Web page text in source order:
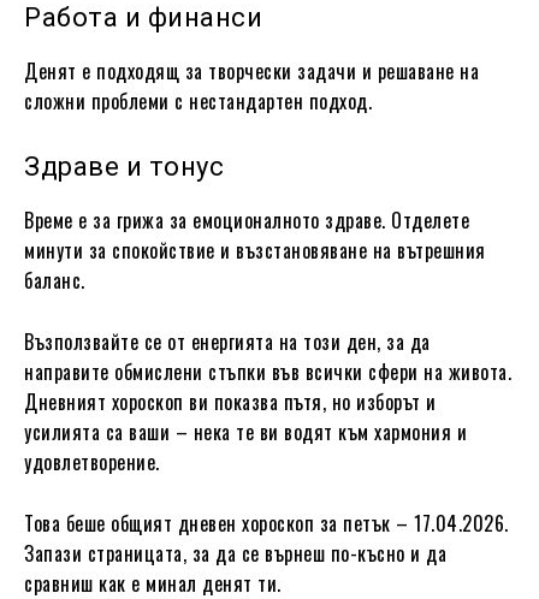
Работа и финанси
Денят е подходящ за творчески задачи и решаване на
сложни проблеми с нестандартен подход.
Здраве и тонус
Време е за грижа за емоционалното здраве. Отделете
минути за спокойствие и възстановяване на вътрешния
баланс.
Възползвайте се от енергията на този ден, за да
направите обмислени стъпки във всички сфери на живота.
Дневният хороскоп ви показва пътя, но изборът и
усилията са ваши – нека те ви водят към хармония и
удовлетворение.
Това беше общият дневен хороскоп за петък – 17.04.2026.
Запази страницата, за да се върнеш по-късно и да
сравниш как е минал денят ти.